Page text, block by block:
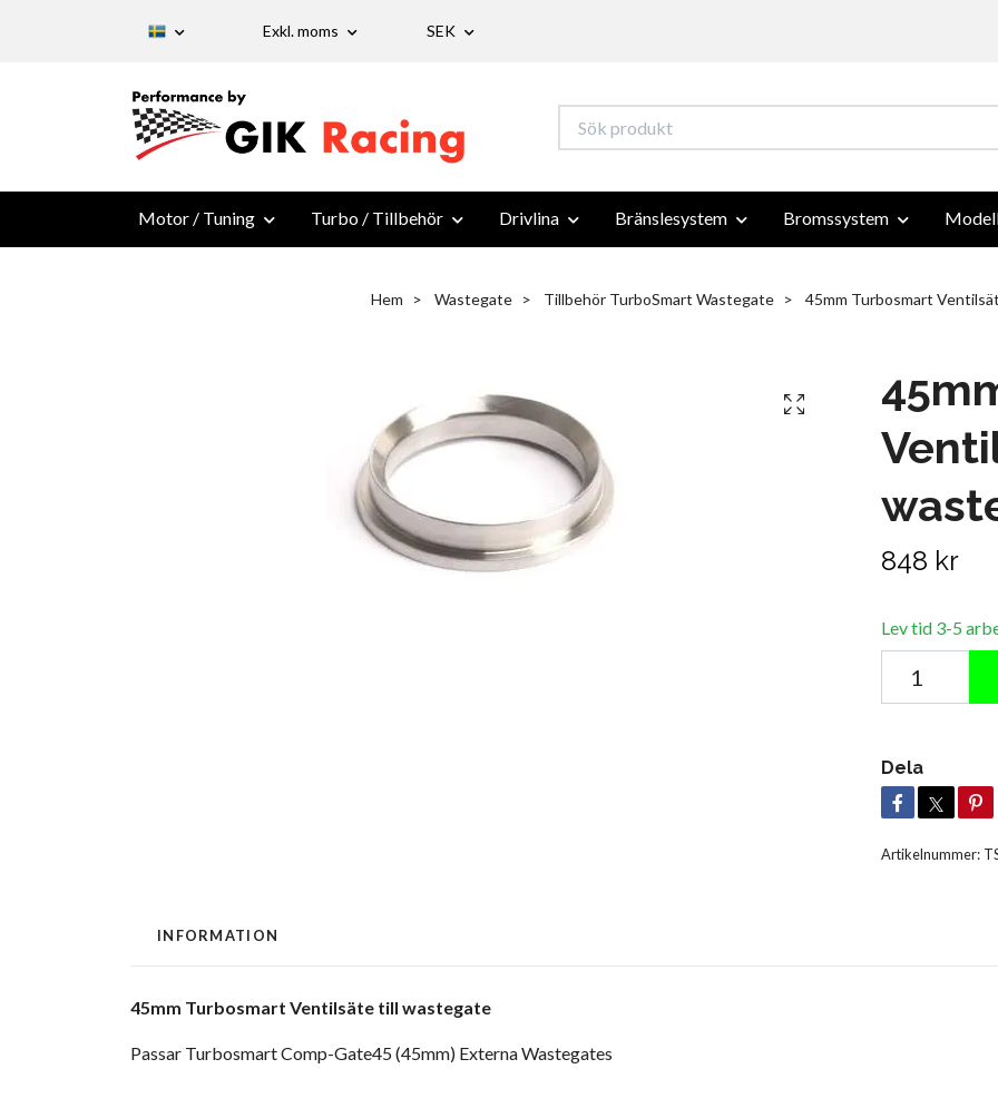
Exkl. moms SEK
Motor / Tuning Turbo / Tillbehör Drivlina Bränslesystem Bromssystem
Hem Wastegate Tillbehör TurboSmart Wastegate 45mm Turbosmart
848 kr
Lev tid 3-5
Dela
Artikelnummer:
INFORMATION
45mm Turbosmart Ventilsäte till wastegate
Passar Turbosmart Comp-Gate45 (45mm) Externa Wastegates